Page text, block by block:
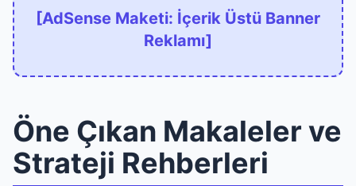
[AdSense Maketi: İçerik Üstü Banner
Reklamı]
Öne Çıkan Makaleler ve
Strateji Rehberleri